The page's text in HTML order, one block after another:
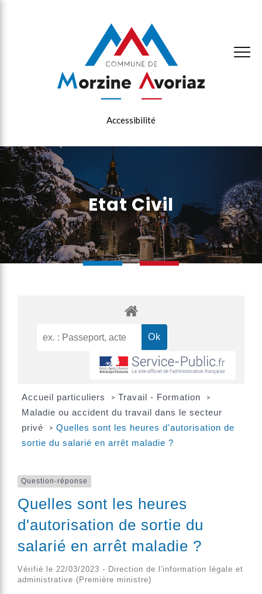
Accessibilité
Etat Civil
Accueil particuliers > Travail - Formation >
Maladie ou accident du travail dans le secteur
privé
> Quelles sont les heures d'autorisation de
sortie du salarié en arrêt maladie ?
Question-réponse
Quelles sont les heures
d'autorisation de sortie du
salarié en arrêt maladie ?
Vérifié le 22/03/2023 - Direction de l'information légale et
administrative (Première ministre)